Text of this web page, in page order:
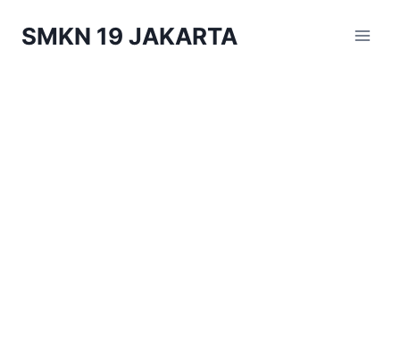
SMKN 19 JAKARTA